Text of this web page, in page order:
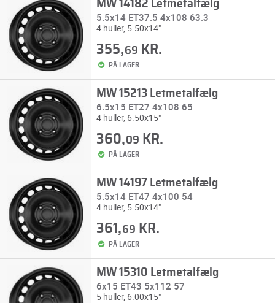
MW 14182 Letmetalfælg
5.5x14 ET37.5 4x108 63.3
4 huller, 5.50x14"
355,69 KR.
PÅ LAGER
MW 15213 Letmetalfælg
6.5x15 ET27 4x108 65
4 huller, 6.50x15"
360,09 KR.
PÅ LAGER
MW 14197 Letmetalfælg
5.5x14 ET47 4x100 54
4 huller, 5.50x14"
361,69 KR.
PÅ LAGER
MW 15310 Letmetalfælg
6x15 ET43 5x112 57
5 huller, 6.00x15"